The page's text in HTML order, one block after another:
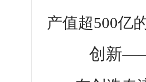
产值超500亿
创新